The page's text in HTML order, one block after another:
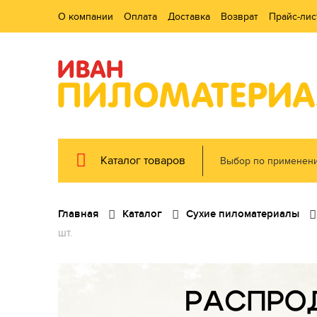
О компании Оплата Доставка Возврат Прайс-
Каталог товаров Выбор по
Главная Каталог Сухие пиломатериалы
шт.